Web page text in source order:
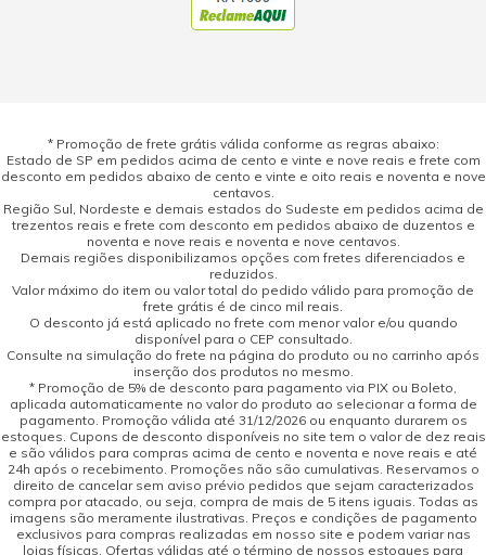
* Promoção de frete grátis válida conforme as regras abaixo:
Estado de SP em pedidos acima de cento e vinte e nove reais e frete com
desconto em pedidos abaixo de cento e vinte e oito reais e noventa e nove
centavos.
Região Sul, Nordeste e demais estados do Sudeste em pedidos acima de
trezentos reais e frete com desconto em pedidos abaixo de duzentos e
noventa e nove reais e noventa e nove centavos.
Demais regiões disponibilizamos opções com fretes diferenciados e
reduzidos.
Valor máximo do item ou valor total do pedido válido para promoção de
frete grátis é de cinco mil reais.
O desconto já está aplicado no frete com menor valor e/ou quando
disponível para o CEP consultado.
Consulte na simulação do frete na página do produto ou no carrinho após
inserção dos produtos no mesmo.
* Promoção de 5% de desconto para pagamento via PIX ou Boleto,
aplicada automaticamente no valor do produto ao selecionar a forma de
pagamento. Promoção válida até 31/12/2026 ou enquanto durarem os
estoques. Cupons de desconto disponíveis no site tem o valor de dez reais
e são válidos para compras acima de cento e noventa e nove reais e até
24h após o recebimento. Promoções não são cumulativas. Reservamos o
direito de cancelar sem aviso prévio pedidos que sejam caracterizados
compra por atacado, ou seja, compra de mais de 5 itens iguais. Todas as
imagens são meramente ilustrativas. Preços e condições de pagamento
exclusivos para compras realizadas em nosso site e podem variar nas
lojas físicas. Ofertas válidas até o término de nossos estoques para